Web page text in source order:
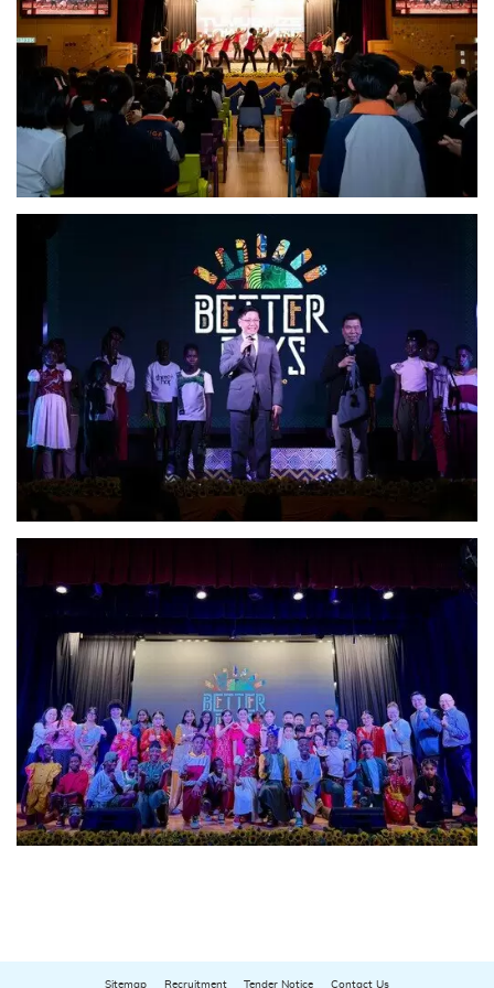
Sitemap Recruitment Tender Notice Contact Us